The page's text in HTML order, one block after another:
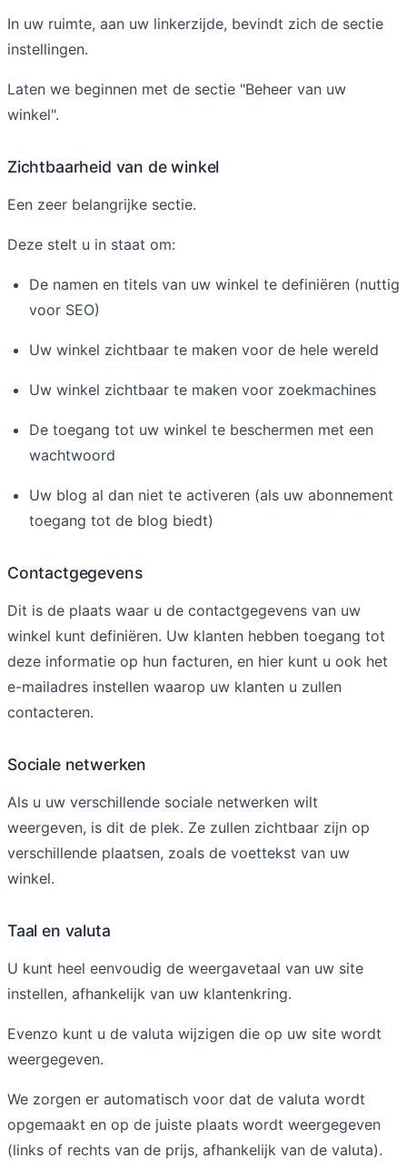
In uw ruimte, aan uw linkerzijde, bevindt zich de sectie
instellingen.
Laten we beginnen met de sectie "Beheer van uw
winkel".
Zichtbaarheid van de winkel
Een zeer belangrijke sectie.
Deze stelt u in staat om:
De namen en titels van uw winkel te definiëren (nuttig
voor SEO)
Uw winkel zichtbaar te maken voor de hele wereld
Uw winkel zichtbaar te maken voor zoekmachines
De toegang tot uw winkel te beschermen met een
wachtwoord
Uw blog al dan niet te activeren (als uw abonnement
toegang tot de blog biedt)
Contactgegevens
Dit is de plaats waar u de contactgegevens van uw
winkel kunt definiëren. Uw klanten hebben toegang tot
deze informatie op hun facturen, en hier kunt u ook het
e-mailadres instellen waarop uw klanten u zullen
contacteren.
Sociale netwerken
Als u uw verschillende sociale netwerken wilt
weergeven, is dit de plek. Ze zullen zichtbaar zijn op
verschillende plaatsen, zoals de voettekst van uw
winkel.
Taal en valuta
U kunt heel eenvoudig de weergavetaal van uw site
instellen, afhankelijk van uw klantenkring.
Evenzo kunt u de valuta wijzigen die op uw site wordt
weergegeven.
We zorgen er automatisch voor dat de valuta wordt
opgemaakt en op de juiste plaats wordt weergegeven
(links of rechts van de prijs, afhankelijk van de valuta).